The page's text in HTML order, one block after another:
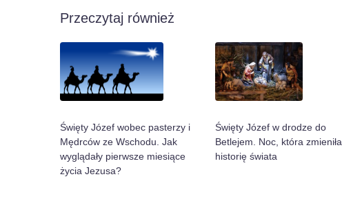
Przeczytaj również
Święty Józef wobec pasterzy i
Mędrców ze Wschodu. Jak
wyglądały pierwsze miesiące
życia Jezusa?
Święty Józef w drodze do
Betlejem. Noc, która zmieniła
historię świata